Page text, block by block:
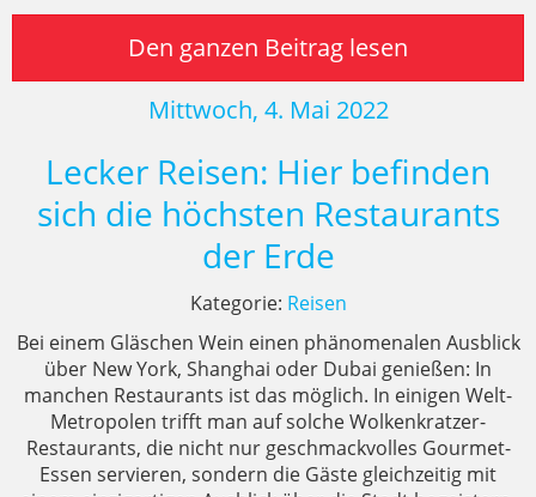
Den ganzen Beitrag lesen
Mittwoch, 4. Mai 2022
Lecker Reisen: Hier befinden
sich die höchsten Restaurants
der Erde
Kategorie: Reisen
Bei einem Gläschen Wein einen phänomenalen Ausblick
über New York, Shanghai oder Dubai genießen: In
manchen Restaurants ist das möglich. In einigen Welt-
Metropolen trifft man auf solche Wolkenkratzer-
Restaurants, die nicht nur geschmackvolles Gourmet-
Essen servieren, sondern die Gäste gleichzeitig mit